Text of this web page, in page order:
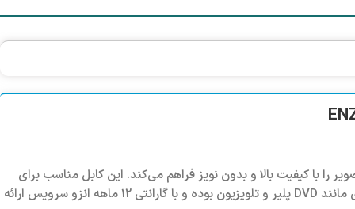
را با کیفیت بالا و بدون نویز فراهم می‌کند. این کابل مناسب برای
اتصال دستگاه‌های صوتی و تصویری مانند DVD پلیر و تلویزیون بوده و با گارانتی 12 ماهه انزو سرویس ارائه